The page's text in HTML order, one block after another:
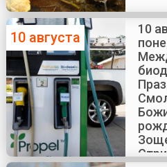
10 августа
10